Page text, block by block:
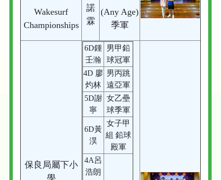
Wakesurf
Championships
諾
霖
(Any Age)
季軍
保良局屬下小
學
6D鍾
壬瀚
男甲鉛
球冠軍
4D 廖
灼林
男丙跳
遠亞軍
5D謝
寧
女乙壘
球季軍
6D黃
淏
女子甲
組 鉛球
殿軍
4A呂
浩朗